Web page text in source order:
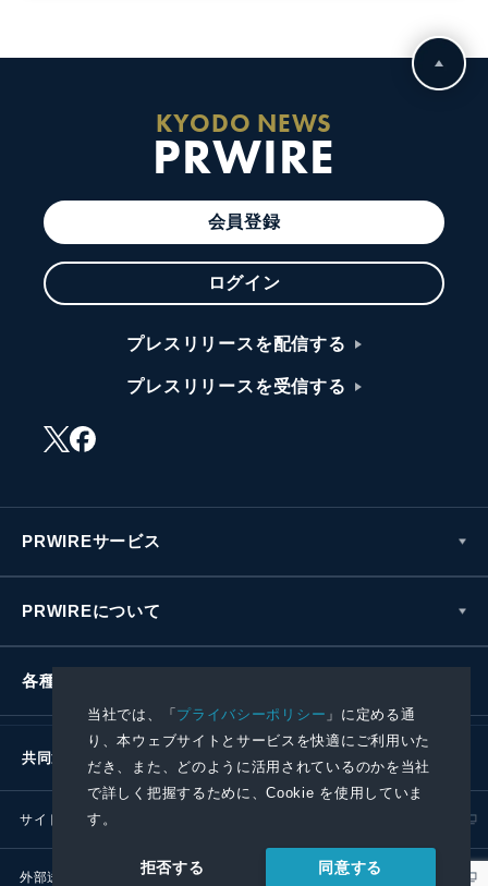
当社では、「プライバシーポリシー 」に定める通
り、本ウェブサイトとサービスを快適にご利用いた
だき、また、どのように活用されているのかを当社
で詳しく把握するために、Cookie を使用していま
す。
拒否する 同意する
KYODO NEWS
PRWIRE
会員登録
ログイン
プレスリリースを配信する
プレスリリースを受信する
PRWIREサービス
PRWIREについて
各種お問い合わせ
共同通信社グループ
サイトポリシー
外部送信ポリシー プレスリリース取扱基準